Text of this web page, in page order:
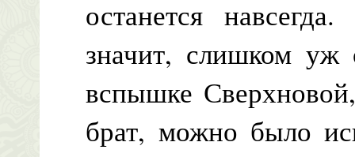
останется
значит, слишком уж
вспышке
брат, можно было